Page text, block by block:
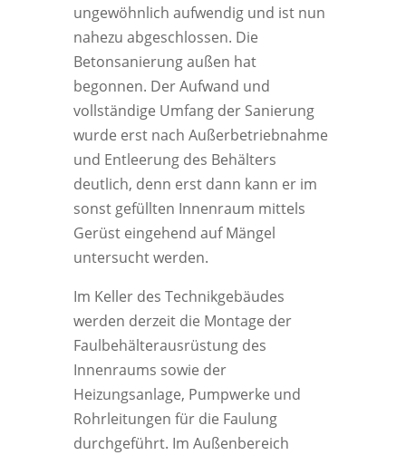
ungewöhnlich aufwendig und ist nun
nahezu abgeschlossen. Die
Betonsanierung außen hat
begonnen. Der Aufwand und
vollständige Umfang der Sanierung
wurde erst nach Außerbetriebnahme
und Entleerung des Behälters
deutlich, denn erst dann kann er im
sonst gefüllten Innenraum mittels
Gerüst eingehend auf Mängel
untersucht werden.
Im Keller des Technikgebäudes
werden derzeit die Montage der
Faulbehälterausrüstung des
Innenraums sowie der
Heizungsanlage, Pumpwerke und
Rohrleitungen für die Faulung
durchgeführt. Im Außenbereich